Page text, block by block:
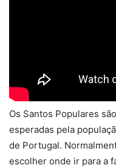
Os Santos Populares
esperadas pela
de Portugal.
escolher onde ir para a